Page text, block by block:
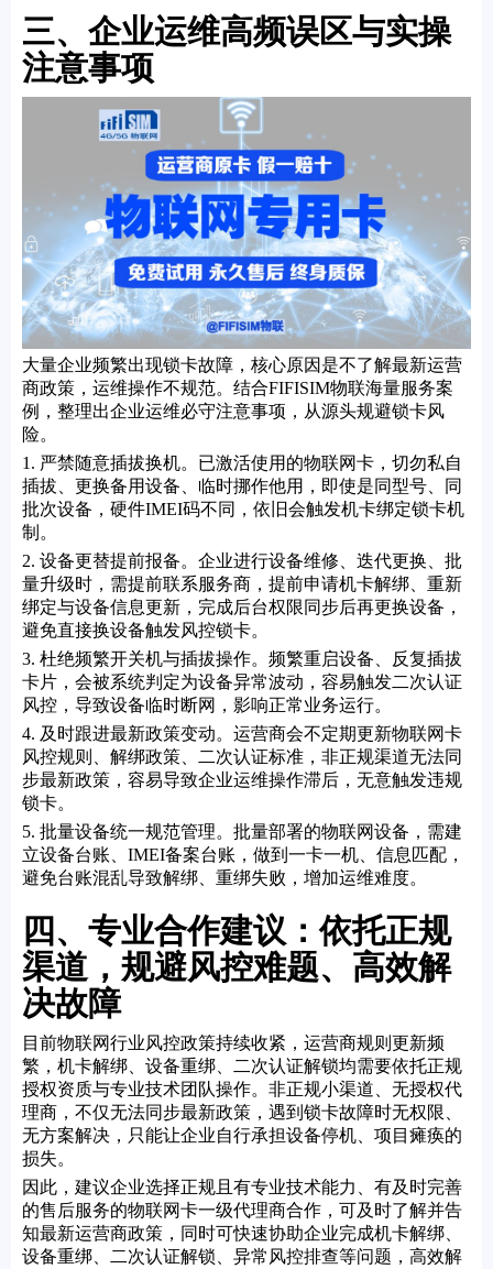
三、企业运维高频误区与实操
注意事项
大量企业频繁出现锁卡故障，核心原因是不了解最新运营
商政策，运维操作不规范。结合FIFISIM物联海量服务案
例，整理出企业运维必守注意事项，从源头规避锁卡风
险。
1. 严禁随意插拔换机。已激活使用的物联网卡，切勿私自
插拔、更换备用设备、临时挪作他用，即使是同型号、同
批次设备，硬件IMEI码不同，依旧会触发机卡绑定锁卡机
制。
2. 设备更替提前报备。企业进行设备维修、迭代更换、批
量升级时，需提前联系服务商，提前申请机卡解绑、重新
绑定与设备信息更新，完成后台权限同步后再更换设备，
避免直接换设备触发风控锁卡。
3. 杜绝频繁开关机与插拔操作。频繁重启设备、反复插拔
卡片，会被系统判定为设备异常波动，容易触发二次认证
风控，导致设备临时断网，影响正常业务运行。
4. 及时跟进最新政策变动。运营商会不定期更新物联网卡
风控规则、解绑政策、二次认证标准，非正规渠道无法同
步最新政策，容易导致企业运维操作滞后，无意触发违规
锁卡。
5. 批量设备统一规范管理。批量部署的物联网设备，需建
立设备台账、IMEI备案台账，做到一卡一机、信息匹配，
避免台账混乱导致解绑、重绑失败，增加运维难度。
四、专业合作建议：依托正规
渠道，规避风控难题、高效解
决故障
目前物联网行业风控政策持续收紧，运营商规则更新频
繁，机卡解绑、设备重绑、二次认证解锁均需要依托正规
授权资质与专业技术团队操作。非正规小渠道、无授权代
理商，不仅无法同步最新政策，遇到锁卡故障时无权限、
无方案解决，只能让企业自行承担设备停机、项目瘫痪的
损失。
因此，建议企业选择正规且有专业技术能力、有及时完善
的售后服务的物联网卡一级代理商合作，可及时了解并告
知最新运营商政策，同时可快速协助企业完成机卡解绑、
设备重绑、二次认证解锁、异常风控排查等问题，高效解